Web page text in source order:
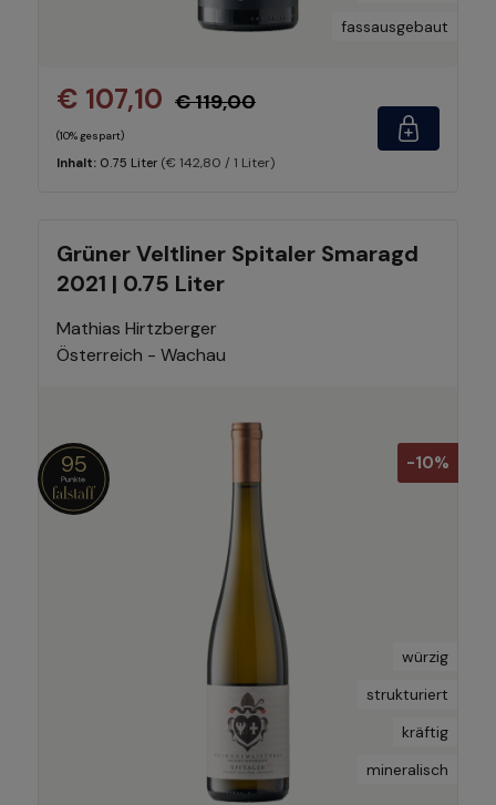
fassausgebaut
€ 107,10 € 119,00
(10% gespart)
Inhalt: 0.75 Liter (€ 142,80 / 1 Liter)
Grüner Veltliner Spitaler Smaragd
2021 | 0.75 Liter
Mathias Hirtzberger
Österreich - Wachau
-10%
95
würzig
strukturiert
kräftig
mineralisch